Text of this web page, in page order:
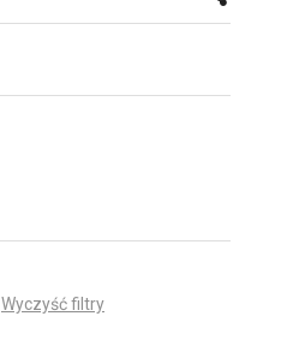
Wyczyść filtry